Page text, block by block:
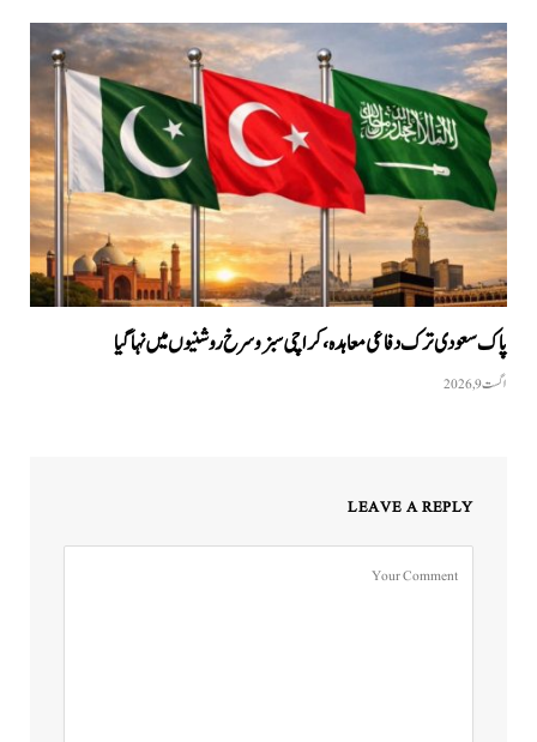
پاک سعودی ترک دفاعی معاہدہ، کراچی سبز و سرخ روشنیوں میں نہا گیا
اگست 9, 2026
LEAVE A REPLY